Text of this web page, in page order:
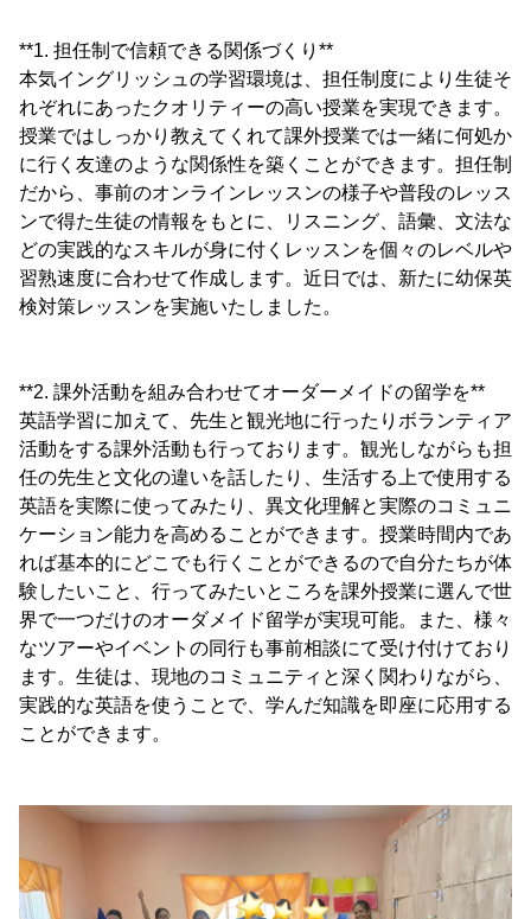
**1. 担任制で信頼できる関係づくり**
本気イングリッシュの学習環境は、担任制度により生徒そ
れぞれにあったクオリティーの高い授業を実現できます。
授業ではしっかり教えてくれて課外授業では一緒に何処か
に行く友達のような関係性を築くことができます。担任制
だから、事前のオンラインレッスンの様子や普段のレッス
ンで得た生徒の情報をもとに、リスニング、語彙、文法な
どの実践的なスキルが身に付くレッスンを個々のレベルや
習熟速度に合わせて作成します。近日では、新たに幼保英
検対策レッスンを実施いたしました。
**2. 課外活動を組み合わせてオーダーメイドの留学を**
英語学習に加えて、先生と観光地に行ったりボランティア
活動をする課外活動も行っております。観光しながらも担
任の先生と文化の違いを話したり、生活する上で使用する
英語を実際に使ってみたり、異文化理解と実際のコミュニ
ケーション能力を高めることができます。授業時間内であ
れば基本的にどこでも行くことができるので自分たちが体
験したいこと、行ってみたいところを課外授業に選んで世
界で一つだけのオーダメイド留学が実現可能。また、様々
なツアーやイベントの同行も事前相談にて受け付けており
ます。生徒は、現地のコミュニティと深く関わりながら、
実践的な英語を使うことで、学んだ知識を即座に応用する
ことができます。